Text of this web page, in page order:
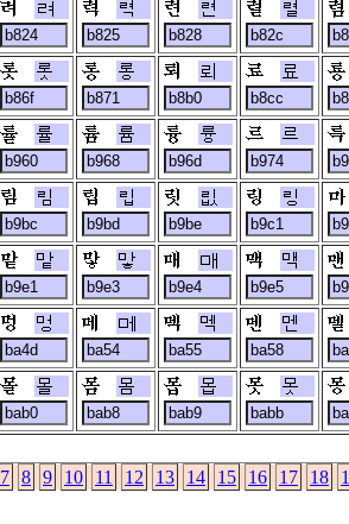
려 력 련 렬
롯 롱 뢰 료
률 륨 륭 르
림 립 릾 링
맡 맣 매 맥
멍 메 멕 멘
몰 몸 몹 못
7 8 9 10 11 12 13 14 15 16 17 18